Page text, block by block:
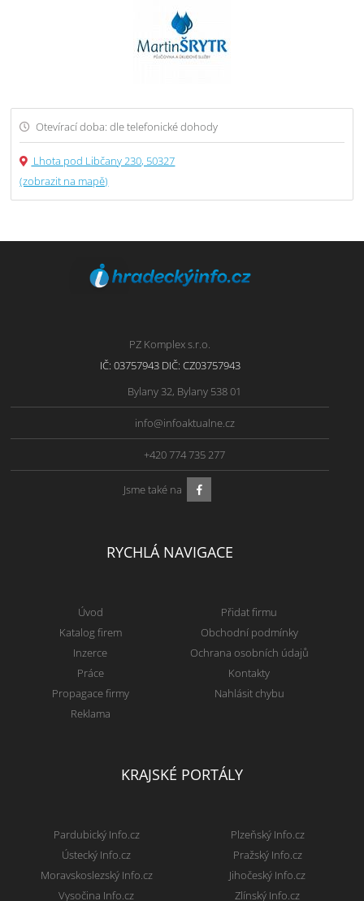
Otevírací doba: dle telefonické dohody
Lhota pod Libčany 230, 50327
(zobrazit na mapě)
PZ Komplex s.r.o.
IČ: 03757943 DIČ: CZ03757943
Bylany 32, Bylany 538 01
info@infoaktualne.cz
+420 774 735 277
Jsme také na
RYCHLÁ NAVIGACE
Úvod
Katalog firem
Inzerce
Práce
Propagace firmy
Reklama
Přidat firmu
Obchodní podmínky
Ochrana osobních údajů
Kontakty
Nahlásit chybu
KRAJSKÉ PORTÁLY
Pardubický Info.cz
Ústecký Info.cz
Moravskoslezský Info.cz
Vysočina Info.cz
Plzeňský Info.cz
Pražský Info.cz
Jihočeský Info.cz
Zlínský Info.cz